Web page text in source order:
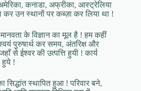
कनाडा, अफ्रीका, आस्ट्रेलिया
कर उन स्थानों पर कब्ज़ा कर लिया था !
के विज्ञान का मूल है ! हम कहीं
पुरुषार्थ कर समय, अंतरिक्ष और
से ईश्वर की उत्पत्ति हुयी ! कार्य
हुये !
सिद्धांत स्थापित हुआ ! परिवार बने,